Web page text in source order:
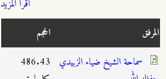
اقرأ المزيد
المرفق
الحجم
سماحة الشيخ ضياء الزبيدي
486.43